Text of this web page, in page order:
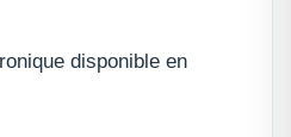
disponible en